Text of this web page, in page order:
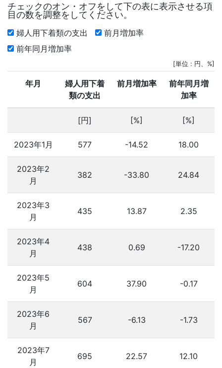
チェックのオン・オフをして下の表に表示させる項
目の数を調整をしてください。
婦人用下着類の支出
前月増加率
前年同月増加率
[単位 : 円、%]
年月
婦人用下着
類の支出
前月増加率
前年同月増
加率
[円] [%] [%]
2023年1月 577 -14.52 18.00
2023年2
月
382 -33.80 24.84
2023年3
月
435 13.87 2.35
2023年4
月
438 0.69 -17.20
2023年5
月
604 37.90 -0.17
2023年6
月
567 -6.13 -1.73
2023年7
月
695 22.57 12.10